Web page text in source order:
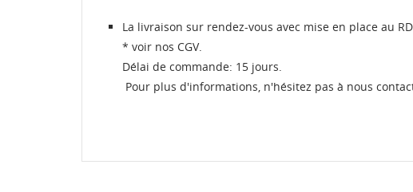
La livraison sur rendez-vous avec mise en place au
* voir nos CGV.
Délai de commande: 15 jours.
Pour plus d'informations, n'hésitez pas à nous